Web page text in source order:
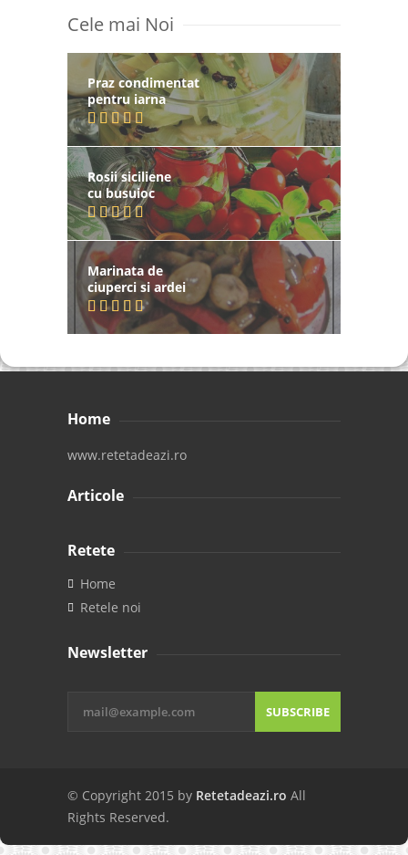
Cele mai Noi
Praz condimentat
pentru iarna
Rosii siciliene
cu busuioc
Marinata de
ciuperci si ardei
Home
www.retetadeazi.ro
Articole
Retete
Home
Retele noi
Newsletter
SUBSCRIBE
© Copyright 2015 by Retetadeazi.ro All
Rights Reserved.